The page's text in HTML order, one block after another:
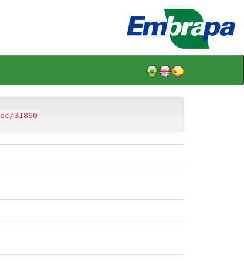
31860